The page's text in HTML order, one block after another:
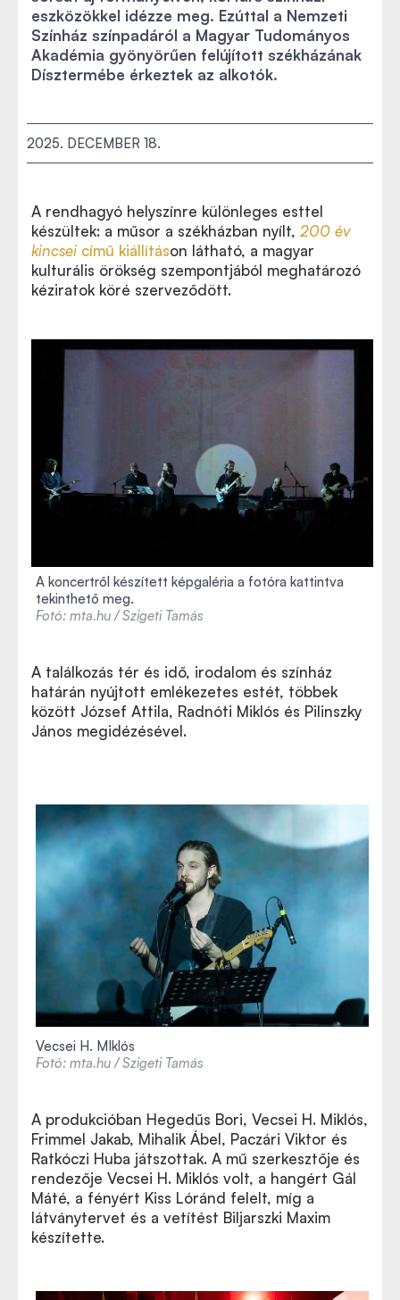
eszközökkel idézze meg. Ezúttal a Nemzeti
Színház színpadáról a Magyar Tudományos
Akadémia gyönyörűen felújított székházának
Dísztermébe érkeztek az alkotók.
2025. DECEMBER 18.
A rendhagyó helyszínre különleges esttel
készültek: a műsor a székházban nyílt, 200 év
kincsei című kiállításon látható, a magyar
kulturális örökség szempontjából meghatározó
kéziratok köré szerveződött.
A koncertről készített képgaléria a fotóra kattintva
tekinthető meg.
Fotó: mta.hu / Szigeti Tamás
A találkozás tér és idő, irodalom és színház
határán nyújtott emlékezetes estét, többek
között József Attila, Radnóti Miklós és Pilinszky
János megidézésével.
Vecsei H. MIklós
Fotó: mta.hu / Szigeti Tamás
A produkcióban Hegedűs Bori, Vecsei H. Miklós,
Frimmel Jakab, Mihalik Ábel, Paczári Viktor és
Ratkóczi Huba játszottak. A mű szerkesztője és
rendezője Vecsei H. Miklós volt, a hangért Gál
Máté, a fényért Kiss Lóránd felelt, míg a
látványtervet és a vetítést Biljarszki Maxim
készítette.